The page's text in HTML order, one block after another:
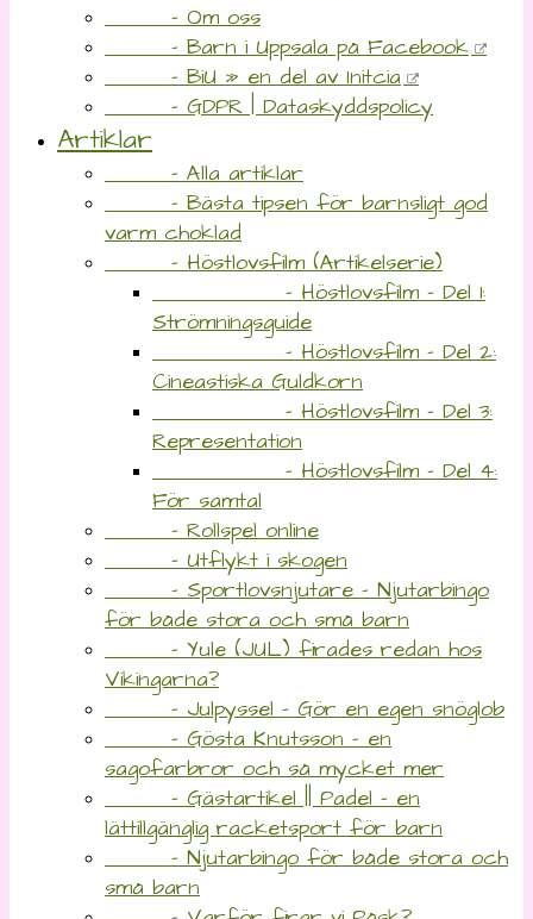
- Om oss
- Barn i Uppsala på Facebook
- BiU » en del av Initcia
- GDPR | Dataskyddspolicy
Artiklar
- Alla artiklar
- Bästa tipsen för barnsligt god
varm choklad
- Höstlovsfilm (Artikelserie)
- Höstlovsfilm – Del 1:
Strömningsguide
- Höstlovsfilm – Del 2:
Cineastiska Guldkorn
- Höstlovsfilm – Del 3:
Representation
- Höstlovsfilm – Del 4:
För samtal
- Rollspel online
- Utflykt i skogen
- Sportlovsnjutare – Njutarbingo
för både stora och små barn
- Yule (JUL) firades redan hos
Vikingarna?
- Julpyssel – Gör en egen snöglob
- Gösta Knutsson – en
sagofarbror och så mycket mer
- Gästartikel || Padel – en
lättillgänglig racketsport för barn
- Njutarbingo för både stora och
små barn